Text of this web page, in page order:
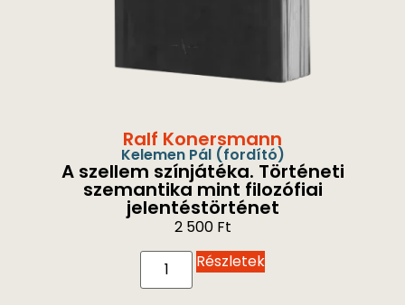
Ralf Konersmann
Kelemen Pál(fordító)
A szellem színjátéka. Történeti
szemantika mint filozófiai
jelentéstörténet
2 500 Ft
Részletek